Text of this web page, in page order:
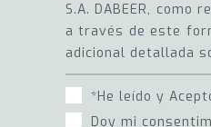
S.A. DABEER,
a través de este
adicional detallada
*He leído y
Doy mi